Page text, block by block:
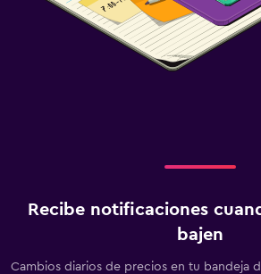
Recibe notificaciones
bajen
Cambios diarios de precios en tu bandeja